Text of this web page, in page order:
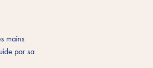
mains
par sa